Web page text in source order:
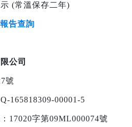
(常溫保存二年)
告查詢
公司
號
165818309-00001-5
17020字第09ML000074號